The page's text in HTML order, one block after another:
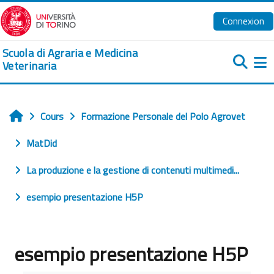
Passer au contenu principal
Connexion
Scuola di Agraria e Medicina
Veterinaria
Accueil
Cours
Formazione Personale del Polo Agrovet
MatDid
La produzione e la gestione di contenuti multimedi...
esempio presentazione H5P
esempio presentazione H5P